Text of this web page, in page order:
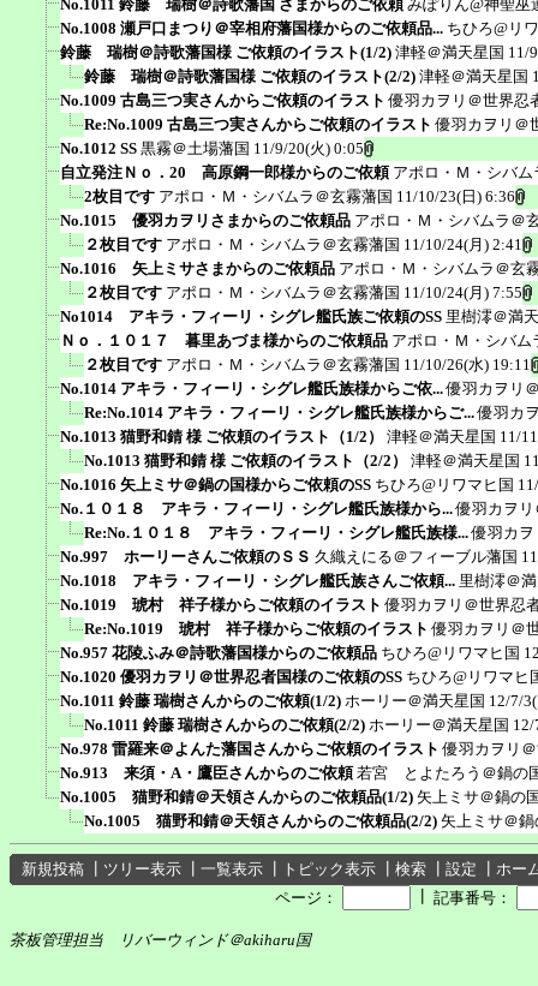
No.1011 鈴藤 瑞樹＠詩歌藩国 さまからのご依頼 みぽりん@神聖巫
No.1008 瀬戸口まつり＠宰相府藩国様からのご依頼品... ちひろ@リ
鈴藤 瑞樹＠詩歌藩国様 ご依頼のイラスト(1/2) 津軽＠満天星国 11/
鈴藤 瑞樹＠詩歌藩国様 ご依頼のイラスト(2/2) 津軽＠満天星国
No.1009 古島三つ実さんからご依頼のイラスト 優羽カヲリ＠世界忍
Re:No.1009 古島三つ実さんからご依頼のイラスト 優羽カヲリ＠
No.1012 SS 黒霧＠土場藩国 11/9/20(火) 0:05
自立発注Ｎｏ．20 高原鋼一郎様からのご依頼 アポロ・Ｍ・シバ
2枚目です アポロ・Ｍ・シバムラ＠玄霧藩国 11/10/23(日) 6:36
No.1015 優羽カヲリさまからのご依頼品 アポロ・Ｍ・シバムラ＠
２枚目です アポロ・Ｍ・シバムラ＠玄霧藩国 11/10/24(月) 2:41
No.1016 矢上ミサさまからのご依頼品 アポロ・Ｍ・シバムラ＠玄
２枚目です アポロ・Ｍ・シバムラ＠玄霧藩国 11/10/24(月) 7:55
No1014 アキラ・フィーリ・シグレ艦氏族ご依頼のSS 里樹澪＠満
Ｎｏ．１０１７ 暮里あづま様からのご依頼品 アポロ・Ｍ・シバム
２枚目です アポロ・Ｍ・シバムラ＠玄霧藩国 11/10/26(水) 19:11
No.1014 アキラ・フィーリ・シグレ艦氏族様からご依... 優羽カヲリ
Re:No.1014 アキラ・フィーリ・シグレ艦氏族様からご... 優羽カ
No.1013 猫野和錆 様 ご依頼のイラスト（1/2）
津軽＠満天星国 11/
No.1013 猫野和錆 様 ご依頼のイラスト（2/2）
津軽＠満天星国
No.1016 矢上ミサ＠鍋の国様からご依頼のSS ちひろ@リワマヒ国
No.１０１８ アキラ・フィーリ・シグレ艦氏族様から... 優羽カヲ
Re:No.１０１８ アキラ・フィーリ・シグレ艦氏族様... 優羽カ
No.997 ホーリーさんご依頼のＳＳ 久織えにる＠フィーブル藩国
No.1018 アキラ・フィーリ・シグレ艦氏族さんご依頼... 里樹澪＠
No.1019 琥村 祥子様からご依頼のイラスト 優羽カヲリ＠世界忍
Re:No.1019 琥村 祥子様からご依頼のイラスト 優羽カヲリ＠
No.957 花陵ふみ＠詩歌藩国様からのご依頼品 ちひろ@リワマヒ国
No.1020 優羽カヲリ＠世界忍者国様のご依頼のSS ちひろ@リワマヒ
No.1011 鈴藤 瑞樹さんからのご依頼(1/2) ホーリー＠満天星国 12/7/
No.1011 鈴藤 瑞樹さんからのご依頼(2/2) ホーリー＠満天星国 12/
No.978 雷羅来＠よんた藩国さんからご依頼のイラスト 優羽カヲリ
No.913 来須・A・鷹臣さんからのご依頼 若宮 とよたろう＠鍋の
No.1005 猫野和錆＠天領さんからのご依頼品(1/2) 矢上ミサ＠鍋の
No.1005 猫野和錆＠天領さんからのご依頼品(2/2) 矢上ミサ＠鍋
新規投稿 ツリー表示 一覧表示 トピック表示 検索 設定
ホー
ページ：
記事番号：
茶板管理担当 リバーウィンド＠akiharu国